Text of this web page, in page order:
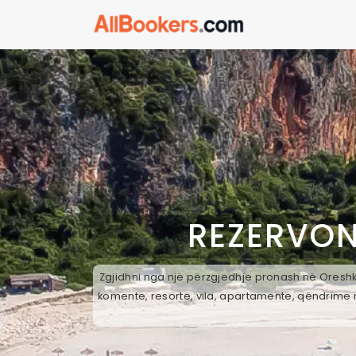
Zgjidhni nga një përzgjedhje pronash në
komente, resorte, vila, apartamente,